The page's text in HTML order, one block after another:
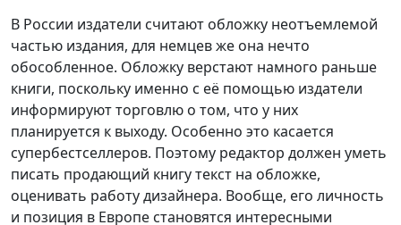
В России издатели считают обложку неотъемлемой
частью издания, для немцев же она нечто
обособленное. Обложку верстают намного раньше
книги, поскольку именно с её помощью издатели
информируют торговлю о том, что у них
планируется к выходу. Особенно это касается
супербестселлеров. Поэтому редактор должен уметь
писать продающий книгу текст на обложке,
оценивать работу дизайнера. Вообще, его личность
и позиция в Европе становятся интересными